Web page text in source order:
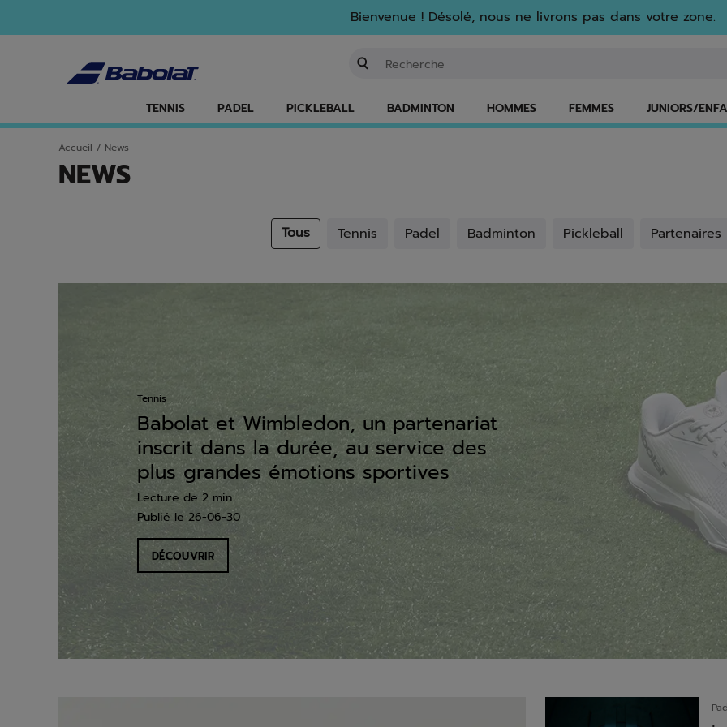
Bienvenue ! Désolé, nous ne livrons pas dans votre zone.
TENNIS PADEL PICKLEBALL BADMINTON HOMMES FEMMES JUNIORS/
Accueil / News
NEWS
Tous Recherche
Tennis Recherche
Padel Recherche
Badminton Recherche
Pickleball Recherche
Partenaires
Tennis
Babolat et Wimbledon, un partenariat
inscrit dans la durée, au service des
plus grandes émotions sportives
Lecture de 2 min.
Publié le26-06-30
DÉCOUVRIR